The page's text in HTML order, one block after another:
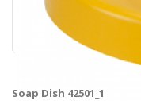
Soap Dish 42501_1